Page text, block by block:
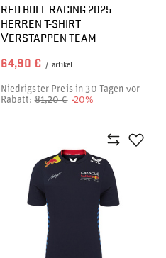
RED BULL RACING 2025
HERREN T-SHIRT
VERSTAPPEN TEAM
64,90 € / artikel
Niedrigster Preis in 30 Tagen vor
Rabatt:81,20 € -20%